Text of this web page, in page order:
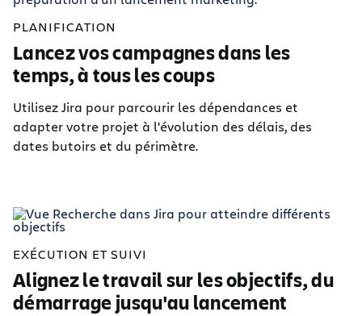
PLANIFICATION
Lancez vos campagnes dans les
temps, à tous les coups
Utilisez Jira pour parcourir les dépendances et
adapter votre projet à l'évolution des délais, des
dates butoirs et du périmètre.
EXÉCUTION ET SUIVI
Alignez le travail sur les objectifs, du
démarrage jusqu'au lancement